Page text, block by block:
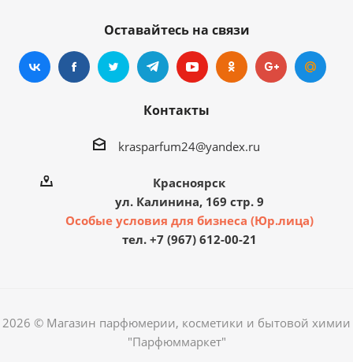
Оставайтесь на связи
Контакты
krasparfum24@yandex.ru
Красноярск
ул. Калинина, 169 стр. 9
Особые условия для бизнеса (Юр.лица)
тел. +7 (967) 612-00-21
2026 © Магазин парфюмерии, косметики и бытовой химии
"Парфюммаркет"